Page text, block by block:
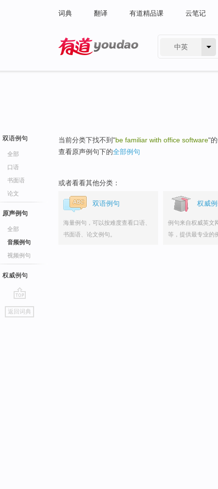
词典 翻译 有道精品课 云笔记
中英
双语例句
全部
口语
书面语
论文
原声例句
全部
音频例句
视频例句
权威例句
go
top
返回词典
当前分类下找不到"be familiar with office software"
查看原声例句下的全部例句
或者看看其他分类：
双语例句
海量例句，可以按难度查看口语、
书面语、论文例句。
权威
例句来自权威英文
等，提供最专业的